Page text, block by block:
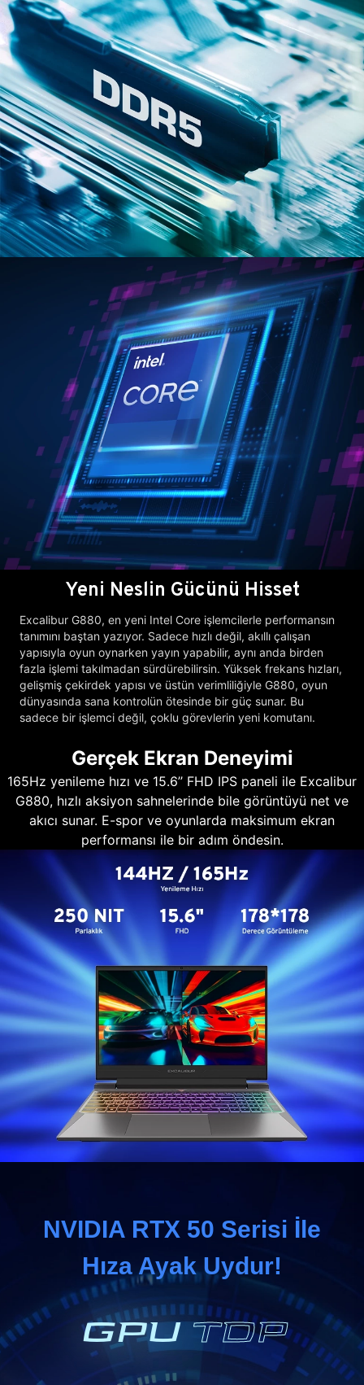
Yeni Neslin Gücünü Hisset
Excalibur G880, en yeni Intel Core işlemcilerle performansın
tanımını baştan yazıyor. Sadece hızlı değil, akıllı çalışan
yapısıyla oyun oynarken yayın yapabilir, aynı anda birden
fazla işlemi takılmadan sürdürebilirsin. Yüksek frekans hızları,
gelişmiş çekirdek yapısı ve üstün verimliliğiyle G880, oyun
dünyasında sana kontrolün ötesinde bir güç sunar. Bu
sadece bir işlemci değil, çoklu görevlerin yeni komutanı.
Gerçek Ekran Deneyimi
165Hz yenileme hızı ve 15.6’’ FHD IPS paneli ile Excalibur
G880, hızlı aksiyon sahnelerinde bile görüntüyü net ve
akıcı sunar. E-spor ve oyunlarda maksimum ekran
performansı ile bir adım öndesin.
NVIDIA RTX 50 Serisi İle
Hıza Ayak Uydur!
GPUTDP